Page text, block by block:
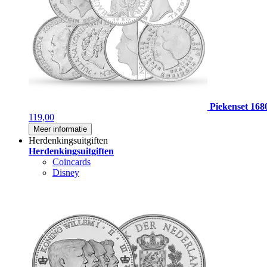
Piekenset
119,00
Meer informatie
Herdenkingsuitgiften
Herdenkingsuitgiften
Coincards
Disney